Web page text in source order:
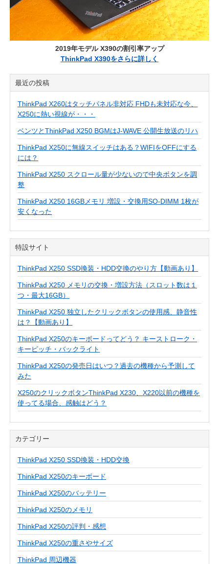
2019年モデル X390の割引率アップ
ThinkPad X390をさらに詳しく
最近の投稿
ThinkPad X260はタッチパネル非対応 FHDも未対応な今、
X250に熱い視線が・・・
ベンツとThinkPad X250 BGMはJ-WAVE 公開生放送のリハ
ThinkPad X250に無線スイッチはある？WIFIをOFFにする
には？
ThinkPad X250 スクロール量が少ないので中央ボタンを調
整
ThinkPad X250 16GBメモリ 増設・交換用SO-DIMM 1枚が
安くなった
特設サイト
ThinkPad X250 SSD換装・HDD交換のやり方【動画あり】
ThinkPad X250 メモリの交換・増設方法（スロット数は１
つ・最大16GB）
ThinkPad X250 独立したクリックボタンの使用感、静音性
は？【動画あり】
ThinkPad X250のキーボードってどう？ キーストローク・
キーピッチ・バックライト
ThinkPad X250の発売日はいつ？過去の機種から予測して
みた
X250のクリックボタンThinkPad X230、X220以前の機種を
使ってる場合、感触はどう？
カテゴリー
ThinkPad X250 SSD換装・HDD交換
ThinkPad X250のキーボード
ThinkPad X250のバッテリー
ThinkPad X250のメモリ
ThinkPad X250の評判・感想
ThinkPad X250の重さやサイズ
ThinkPad 周辺機器